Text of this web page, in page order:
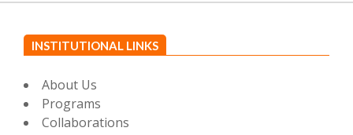
INSTITUTIONAL LINKS
About Us
Programs
Collaborations